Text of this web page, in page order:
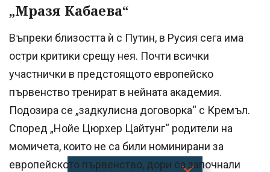
„Мразя Кабaева“
Въпреки близостта ѝ с Путин, в Русия сега има
остри критики срещу нея. Почти всички
участнички в предстоящото европейско
първенство тренират в нейната академия.
Подозира се „задкулисна договорка“ с Кремъл.
Според „Нойе Цюрхер Цайтунг“ родители на
момичета, които не са били номинирани за
европейското първенство, дори са започнали